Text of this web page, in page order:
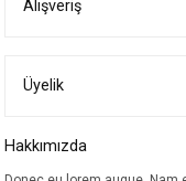
Ürün bilgilerinde hatalar
Bu ürüne benzer farklı
Alışveriş
Üyelik
Hakkımızda